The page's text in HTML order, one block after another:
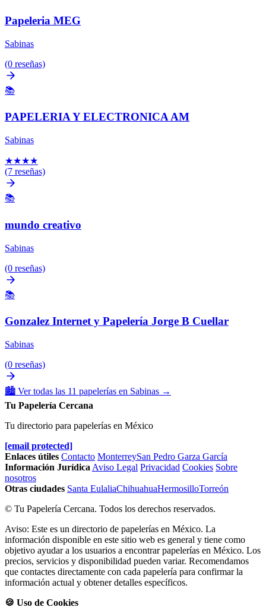
Papeleria MEG
Sabinas
(0 reseñas)
📚
PAPELERIA Y ELECTRONICA AM
Sabinas
★★★★
(7 reseñas)
📚
mundo creativo
Sabinas
(0 reseñas)
📚
Gonzalez Internet y Papelería Jorge B Cuellar
Sabinas
(0 reseñas)
🏙️ Ver todas las 11 papelerías en Sabinas →
Tu Papelería Cercana
Tu directorio para papelerías en México
[email protected]
Enlaces útiles Contacto MonterreySan Pedro Garza García
Información Jurídica Aviso Legal Privacidad Cookies Sobre
nosotros
Otras ciudades Santa EulaliaChihuahuaHermosilloTorreón
© Tu Papelería Cercana. Todos los derechos reservados.
Aviso: Este es un directorio de papelerías en México. La
información disponible en este sitio web es general y tiene como
objetivo ayudar a los usuarios a encontrar papelerías en México. Los
precios, servicios y disponibilidad pueden variar. Recomendamos
que contactes directamente con cada papelería para confirmar la
información actual y obtener detalles específicos.
🍪 Uso de Cookies